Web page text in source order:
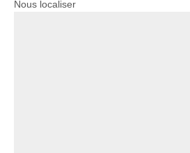
Nous localiser